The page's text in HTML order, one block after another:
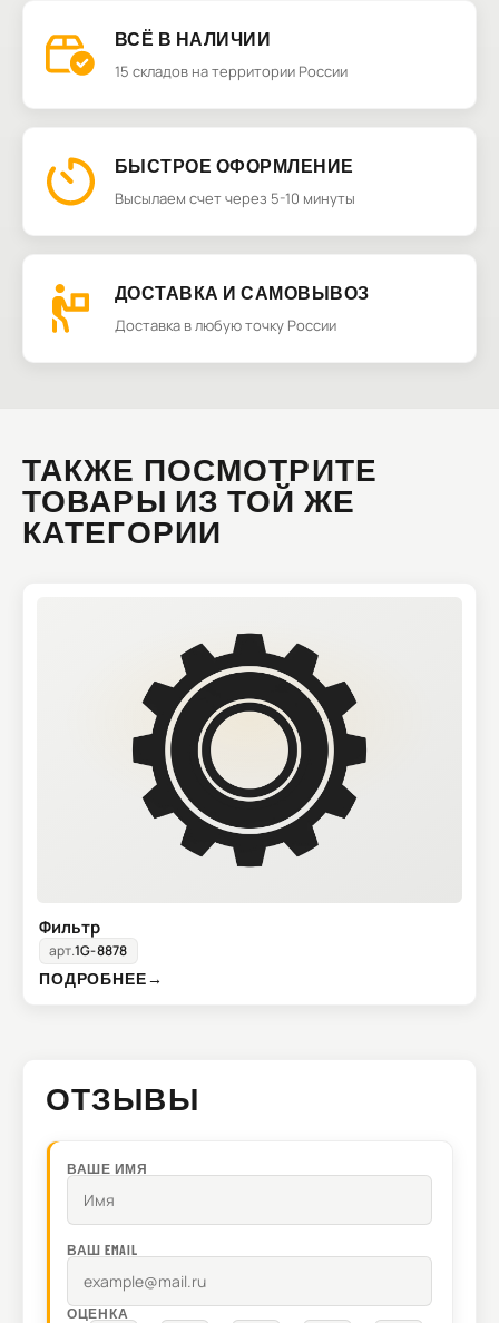
ВСЁ В НАЛИЧИИ
15 складов на территории России
БЫСТРОЕ ОФОРМЛЕНИЕ
Высылаем счет через 5-10 минуты
ДОСТАВКА И САМОВЫВОЗ
Доставка в любую точку России
ТАКЖЕ ПОСМОТРИТЕ
ТОВАРЫ ИЗ ТОЙ ЖЕ
КАТЕГОРИИ
Фильтр
арт.1G-8878
ПОДРОБНЕЕ→
ОТЗЫВЫ
ВАШЕ ИМЯ
ВАШ EMAIL
ОЦЕНКА